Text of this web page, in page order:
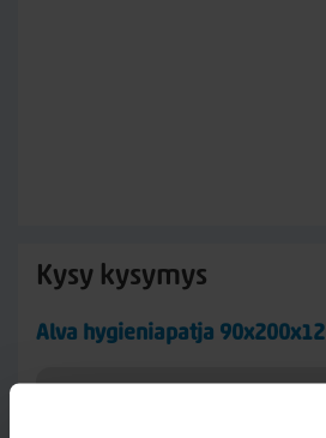
Kysy kysymys
Alva hygieniapatja 90x200x12